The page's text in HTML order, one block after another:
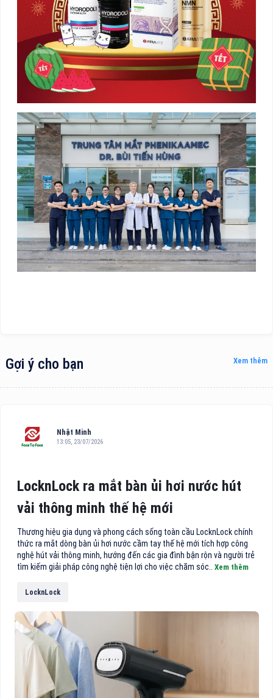
Gợi ý cho bạn Xem thêm
Nhật Minh
13:05, 23/07/2026
LocknLock ra mắt bàn ủi hơi nước hút
vải thông minh thế hệ mới
Thương hiệu gia dụng và phong cách sống toàn cầu LocknLock chính
thức ra mắt dòng bàn ủi hơi nước cầm tay thế hệ mới tích hợp công
nghệ hút vải thông minh, hướng đến các gia đình bận rộn và người trẻ
tìm kiếm giải pháp công nghệ tiện lợi cho việc chăm sóc.. Xem thêm
LocknLock